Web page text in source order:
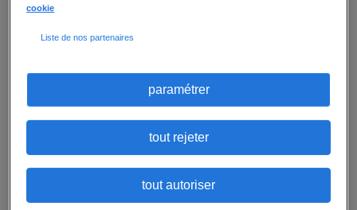
AIDE SOIGNANT (F/H)
Comment souhaitez-vous contribuer au bien-
serez en charge de garantir le bien-être des
social. - Accueillir, informer et accompagner les
patients et leur entourage de manière
professionnelle et bienveillante - Effectuer les
soins d'hygiène, de prévention et de confort en
cookie
Liste de nos partenaires
paramétrer
tout rejeter
tout autoriser